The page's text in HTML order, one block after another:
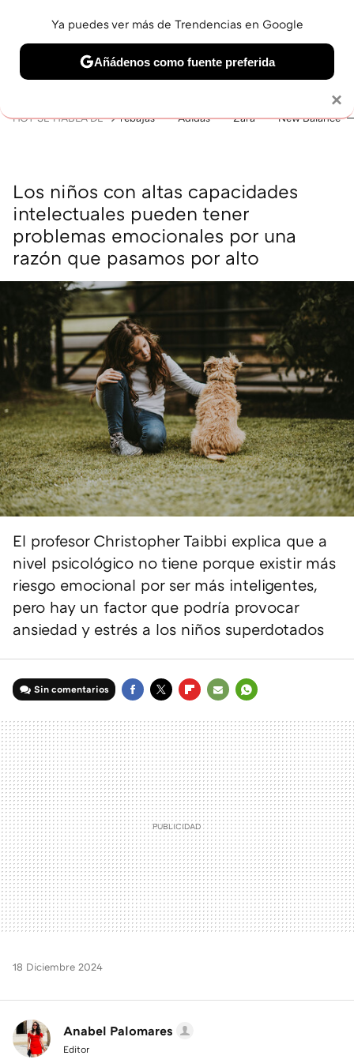
BELLEZA SHOPPING VIAJES GASTRO SNEAKERS
HOY SE HABLA DE rebajas Adidas Zara New Balance
Los niños con altas capacidades
intelectuales pueden tener
problemas emocionales por una
razón que pasamos por alto
El profesor Christopher Taibbi explica que a
nivel psicológico no tiene porque existir más
riesgo emocional por ser más inteligentes,
pero hay un factor que podría provocar
ansiedad y estrés a los niños superdotados
Sin comentarios
MAIL
18 Diciembre 2024
Anabel Palomares
Editor
×
Ya puedes ver más de Trendencias en Google
Añádenos como fuente preferida